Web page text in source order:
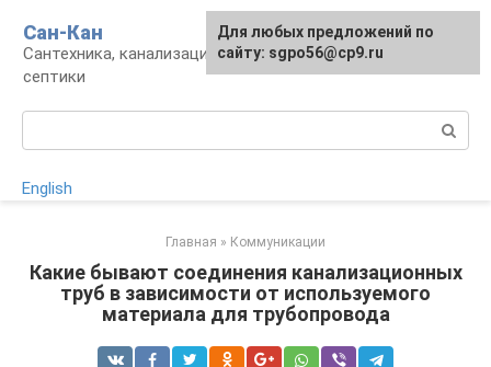
контенту
Сан-Кан
Сантехника, канализация, водопровод,
септики
English
Главная » Коммуникации
Какие бывают соединения канализационных
труб в зависимости от используемого
материала для трубопровода
Для любых предложений по
сайту: sgpo56@cp9.ru